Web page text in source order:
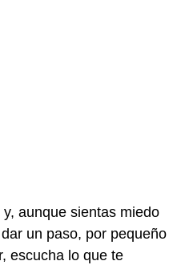
aunque sientas miedo
un paso, por pequeño
escucha lo que te